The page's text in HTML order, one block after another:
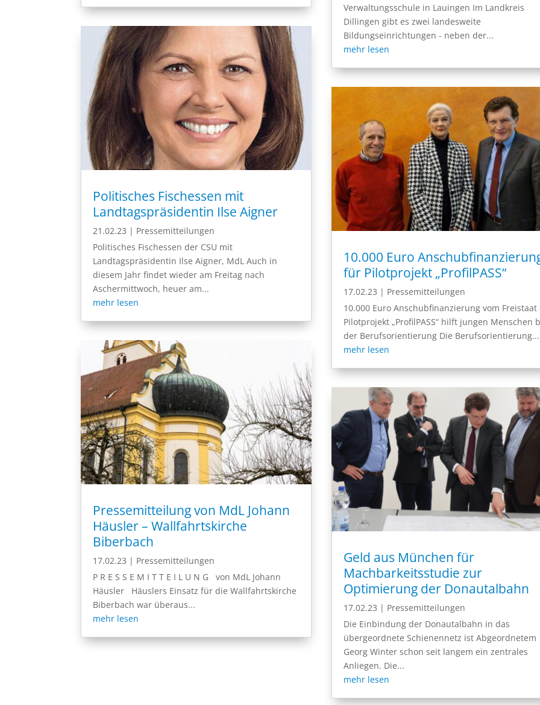
Politisches Fischessen mit
Landtagspräsidentin Ilse Aigner
21.02.23 | Pressemitteilungen
Politisches Fischessen der CSU mit
Landtagspräsidentin Ilse Aigner, MdL Auch in
diesem Jahr findet wieder am Freitag nach
Aschermittwoch, heuer am...
mehr lesen
Pressemitteilung von MdL Johann
Häusler – Wallfahrtskirche
Biberbach
17.02.23 | Pressemitteilungen
P R E S S E M I T T E I L U N G von MdL Johann
Häusler Häuslers Einsatz für die Wallfahrtskirche
Biberbach war überaus...
mehr lesen
Verwaltungsschule in Lauingen Im Landkreis
Dillingen gibt es zwei landesweite
Bildungseinrichtungen - neben der...
mehr lesen
10.000 Euro
für Pilotprojekt „ProfilPASS“
17.02.23 | Pressemitteilungen
10.000 Euro Anschubfinanzierung vom Freistaat
Pilotprojekt „ProfilPASS“ hilft jungen Menschen
der Berufsorientierung Die Berufsorientierung...
mehr lesen
Geld aus München für
Machbarkeitsstudie zur
Optimierung der Donautalbahn
17.02.23 | Pressemitteilungen
Die Einbindung der Donautalbahn in das
übergeordnete Schienennetz ist Abgeordnetem
Georg Winter schon seit langem ein zentrales
Anliegen. Die...
mehr lesen